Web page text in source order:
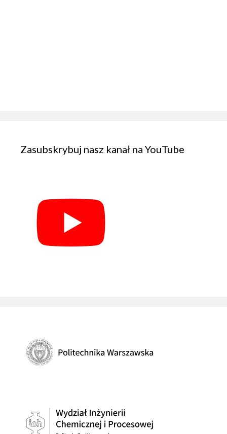
Zasubskrybuj nasz kanał na YouTube